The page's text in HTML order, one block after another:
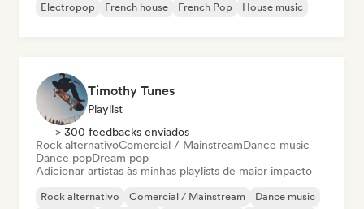
Electropop
French house French Pop House music
Timothy Tunes
Playlist
> 300 feedbacks enviados
Rock alternativoComercial / MainstreamDance music
Dance popDream pop
Adicionar artistas às minhas playlists de maior impacto
Rock alternativo Comercial / Mainstream
Dance music